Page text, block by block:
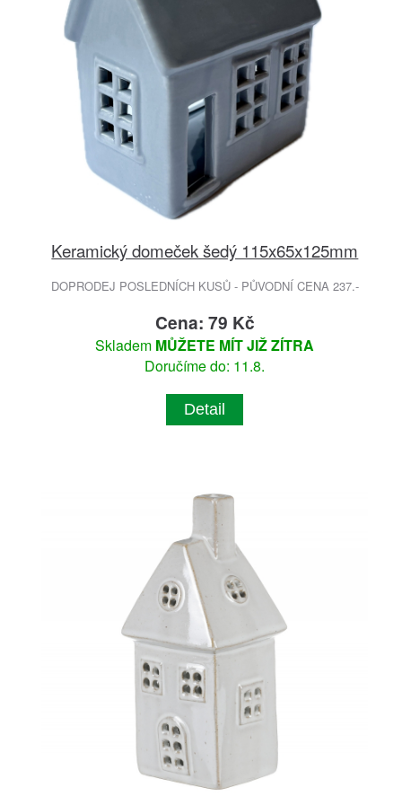
Keramický domeček šedý 115x65x125mm
DOPRODEJ POSLEDNÍCH KUSŮ - PŮVODNÍ CENA 237.-
Cena: 79 Kč
Skladem MŮŽETE MÍT JIŽ ZÍTRA
Doručíme do: 11.8.
Detail